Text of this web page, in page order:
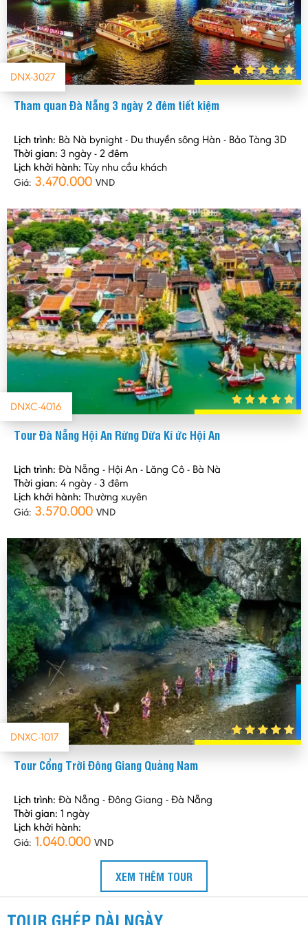
DNX-3027
Tham quan Đà Nẵng 3 ngày 2 đêm tiết kiệm
Lịch trình: Bà Nà bynight - Du thuyền sông Hàn - Bảo Tàng 3D
Thời gian: 3 ngày - 2 đêm
Lịch khởi hành: Tùy nhu cầu khách
Giá: 3.470.000 VND
DNXC-4016
Tour Đà Nẵng Hội An Rừng Dừa Kí ức Hội An
Lịch trình: Đà Nẵng - Hội An - Lăng Cô - Bà Nà
Thời gian: 4 ngày - 3 đêm
Lịch khởi hành: Thường xuyên
Giá: 3.570.000 VND
DNXC-1017
Tour Cổng Trời Đông Giang Quảng Nam
Lịch trình: Đà Nẵng - Đông Giang - Đà Nẵng
Thời gian: 1 ngày
Lịch khởi hành:
Giá: 1.040.000 VND
XEM THÊM TOUR
TOUR GHÉP DÀI NGÀY